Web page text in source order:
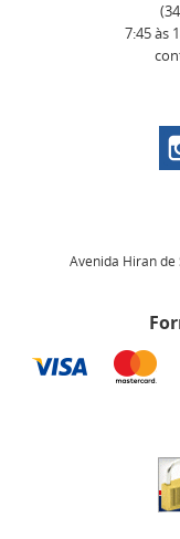
7:45 às
Avenida Hiran de